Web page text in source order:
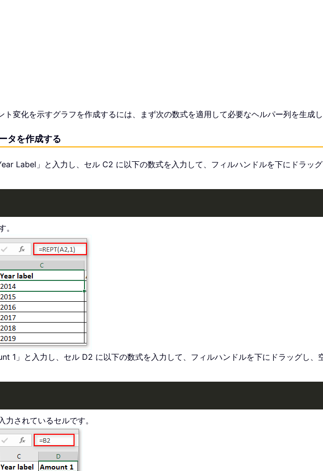
ト変化を示すグラフを作成するには、まず次の数式を適用して必要なヘルパー列を生成し
タを作成する
Label」と入力し、セル C2 に以下の数式を入力して、フィルハンドルを下にドラッ
。
1」と入力し、セル D2 に以下の数式を入力して、フィルハンドルを下にドラッグし、
力されているセルです。